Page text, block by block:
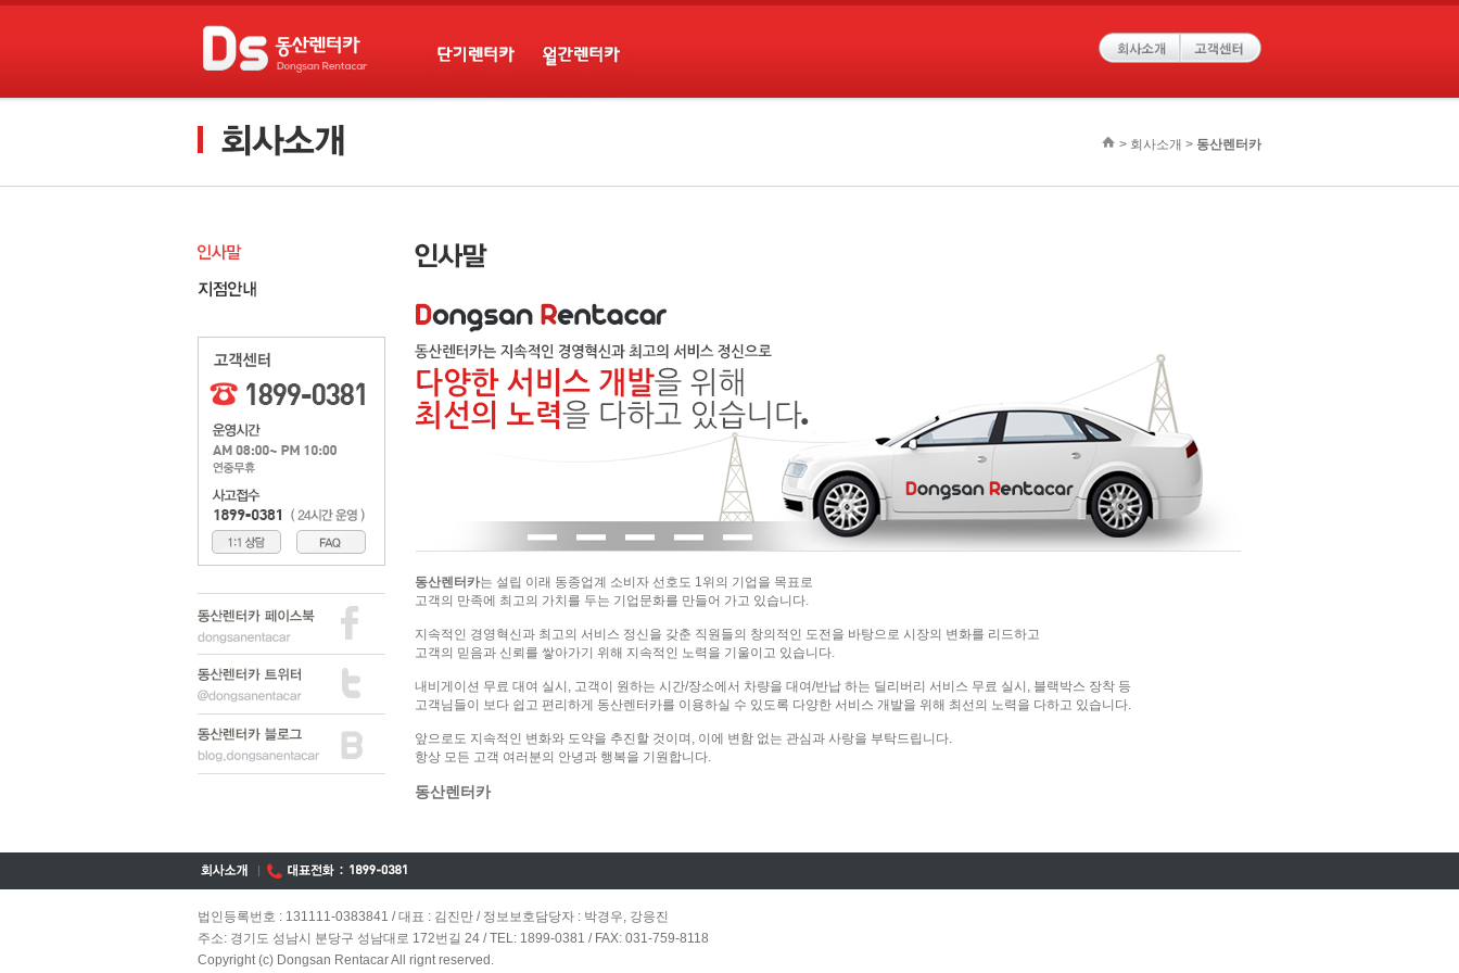
> 회사소개 > 동산렌터카
동산렌터카는 설립 이래 동종업계 소비자 선호도 1위의 기업을 목표로
고객의 만족에 최고의 가치를 두는 기업문화를 만들어 가고 있습니다.
지속적인 경영혁신과 최고의 서비스 정신을 갖춘 직원들의 창의적인 도전을 바탕으로 시장의 변화를 리드하고
고객의 믿음과 신뢰를 쌓아가기 위해 지속적인 노력을 기울이고 있습니다.
내비게이션 무료 대여 실시, 고객이 원하는 시간/장소에서 차량을 대여/반납 하는 딜리버리 서비스 무료 실시, 블랙박스 장착 등
고객님들이 보다 쉽고 편리하게 동산렌터카를 이용하실 수 있도록 다양한 서비스 개발을 위해 최선의 노력을 다하고 있습니다.
앞으로도 지속적인 변화와 도약을 추진할 것이며, 이에 변함 없는 관심과 사랑을 부탁드립니다.
항상 모든 고객 여러분의 안녕과 행복을 기원합니다.
동산렌터카
법인등록번호 : 131111-0383841 / 대표 : 김진만 / 정보보호담당자 : 박경우, 강응진
주소: 경기도 성남시 분당구 성남대로 172번길 24 / TEL: 1899-0381 / FAX: 031-759-8118
Copyright (c) Dongsan Rentacar All rignt reserved.